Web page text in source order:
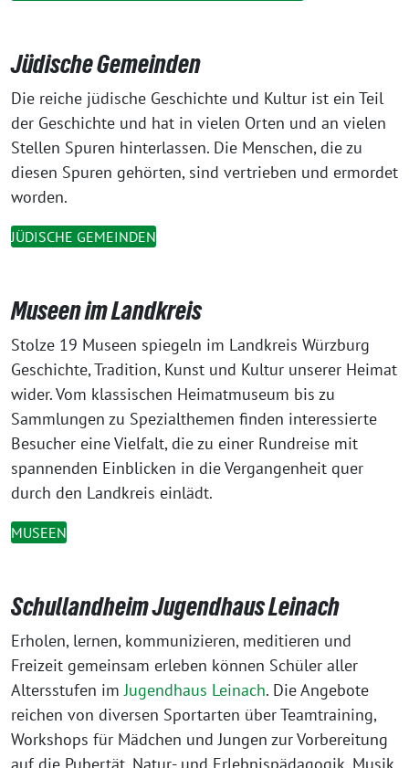
Jüdische Gemeinden
Die reiche jüdische Geschichte und Kultur ist ein Teil
der Geschichte und hat in vielen Orten und an vielen
Stellen Spuren hinterlassen. Die Menschen, die zu
diesen Spuren gehörten, sind vertrieben und ermordet
worden.
JÜDISCHE GEMEINDEN
Museen im Landkreis
Stolze 19 Museen spiegeln im Landkreis Würzburg
Geschichte, Tradition, Kunst und Kultur unserer Heimat
wider. Vom klassischen Heimatmuseum bis zu
Sammlungen zu Spezialthemen finden interessierte
Besucher eine Vielfalt, die zu einer Rundreise mit
spannenden Einblicken in die Vergangenheit quer
durch den Landkreis einlädt.
MUSEEN
Schullandheim Jugendhaus Leinach
Erholen, lernen, kommunizieren, meditieren und
Freizeit gemeinsam erleben können Schüler aller
Altersstufen imJugendhaus Leinach. Die Angebote
reichen von diversen Sportarten über Teamtraining,
Workshops für Mädchen und Jungen zur Vorbereitung